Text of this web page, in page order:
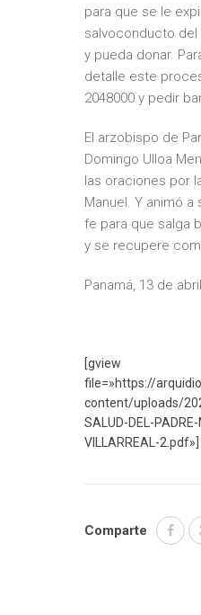
para que se le
salvoconducto del
y pueda donar.
detalle este
2048000 y pedir
El arzobispo de
Domingo Ulloa
las oraciones por
Manuel. Y animó
fe para que salga
y se recupere
Panamá, 13 de
[gview
file=»https://
content/uploads/
SALUD-DEL-
VILLARREAL-2.pdf»]
Comparte